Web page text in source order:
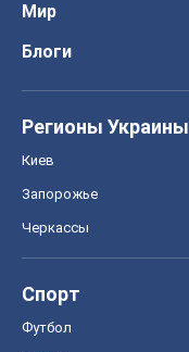
Мир
Блоги
Регионы Украины
Киев
Запорожье
Черкассы
Спорт
Футбол